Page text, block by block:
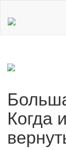
Когда